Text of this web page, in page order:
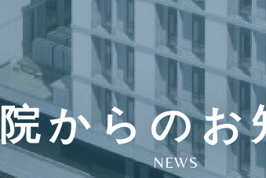
からのお
NEWS